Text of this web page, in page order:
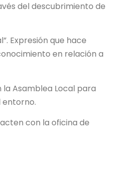
del descubrimiento de
Expresión que hace
en relación a
la Asamblea Local para
entorno.
con la oficina de